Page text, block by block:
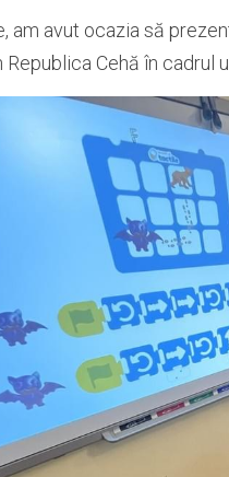
am avut ocazia să
Cehă în cadrul